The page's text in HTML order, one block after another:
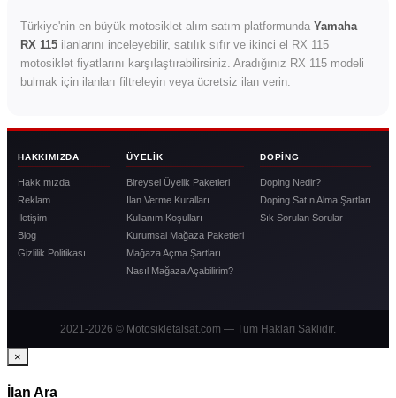
Türkiye'nin en büyük motosiklet alım satım platformunda Yamaha
RX 115 ilanlarını inceleyebilir, satılık sıfır ve ikinci el RX 115
motosiklet fiyatlarını karşılaştırabilirsiniz. Aradığınız RX 115 modeli
bulmak için ilanları filtreleyin veya ücretsiz ilan verin.
HAKKIMIZDA
Hakkımızda
Reklam
İletişim
Blog
Gizlilik Politikası
ÜYELIK
Bireysel Üyelik Paketleri
İlan Verme Kuralları
Kullanım Koşulları
Kurumsal Mağaza Paketleri
Mağaza Açma Şartları
Nasıl Mağaza Açabilirim?
DOPING
Doping Nedir?
Doping Satın Alma Şartları
Sık Sorulan Sorular
2021-2026 © Motosikletalsat.com — Tüm Hakları Saklıdır.
×
İlan Ara